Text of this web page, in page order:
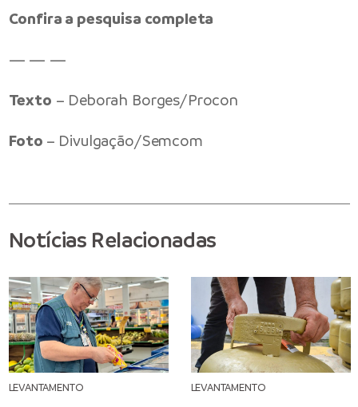
Confira a pesquisa completa
— — —
Texto – Deborah Borges/Procon
Foto – Divulgação/Semcom
Notícias Relacionadas
LEVANTAMENTO LEVANTAMENTO